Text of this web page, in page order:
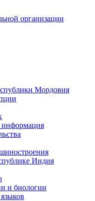
организации
Мордовия
информация
Индия
и биологии